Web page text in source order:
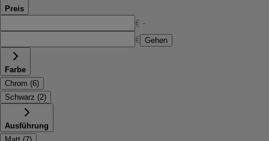
Preis
€ -
€ Gehen
Farbe
Chrom (6)
Schwarz (2)
Ausführung